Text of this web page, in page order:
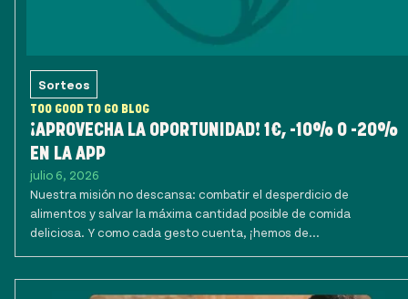
Sorteos
TOO GOOD TO GO BLOG
¡APROVECHA LA OPORTUNIDAD! 1€, -10% O -20%
EN LA APP
julio 6, 2026
Nuestra misión no descansa: combatir el desperdicio de
alimentos y salvar la máxima cantidad posible de comida
deliciosa. Y como cada gesto cuenta, ¡hemos de...